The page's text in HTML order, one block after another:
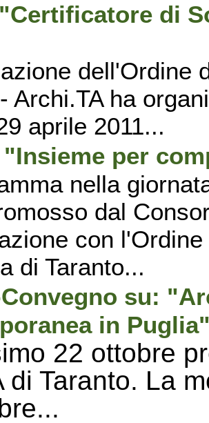
di
dell'Ordine
Archi.TA ha
aprile 2011...
per
nella
dal
con
di Taranto...
su:
in
22 ottobre
di Taranto. La